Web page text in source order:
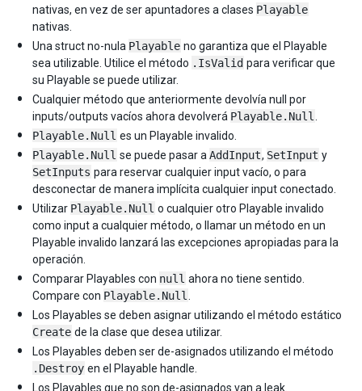
nativas, en vez de ser apuntadores a clases Playable
nativas.
Una struct no-nula Playable no garantiza que el Playable
sea utilizable. Utilice el método .IsValid para verificar que
su Playable se puede utilizar.
Cualquier método que anteriormente devolvía null por
inputs/outputs vacíos ahora devolverá Playable.Null
Playable.Null es un Playable invalido.
Playable.Null se puede pasar a AddInput, SetInput y
SetInputs para reservar cualquier input vacío, o para
desconectar de manera implícita cualquier input conectado.
Utilizar Playable.Null o cualquier otro Playable invalido
como input a cualquier método, o llamar un método en un
Playable invalido lanzará las excepciones apropiadas para la
operación.
Comparar Playables con null ahora no tiene sentido.
Compare con Playable.Null
Los Playables se deben asignar utilizando el método estático
Create de la clase que desea utilizar.
Los Playables deben ser de-asignados utilizando el método
.Destroy en el Playable handle.
Los Playables que no son de-asignados van a leak.